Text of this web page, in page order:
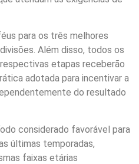
para os três melhores
Além disso, todos os
etapas receberão
adotada para incentivar a
do resultado
considerado favorável para
últimas temporadas,
faixas etárias